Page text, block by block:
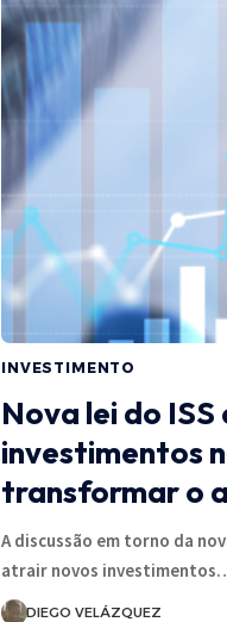
INVESTIMENTO
Nova lei do
investimentos
transformar o
A discussão em torno da
atrair novos
DIEGO VELÁZQUEZ